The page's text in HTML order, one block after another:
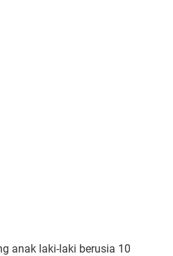
anak laki-laki berusia 10